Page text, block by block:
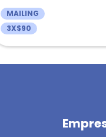
MAILING
3X$90